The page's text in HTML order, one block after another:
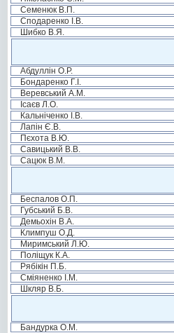
Семенюк В.П.
Сподаренко І.В.
Шибко В.Я.
Абдуллін О.Р.
Бондаренко Г.І.
Веревський А.М.
Ісаєв Л.О.
Кальніченко І.В.
Лапін Є.В.
Пєхота В.Ю.
Савицький В.В.
Сацюк В.М.
Беспалов О.П.
Губський Б.В.
Демьохін В.А.
Климпуш О.Д.
Миримський Л.Ю.
Поліщук К.А.
Рябікін П.Б.
Сміяненко І.М.
Шкляр В.Б.
Бандурка О.М.